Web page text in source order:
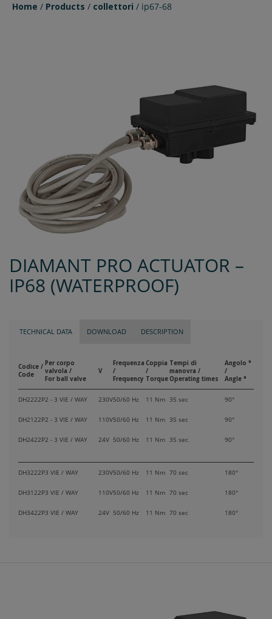
Home / Products / collettori / ip67-68
DIAMANT PRO ACTUATOR –
IP68 (WATERPROOF)
TECHNICAL DATA DOWNLOAD DESCRIPTION
Codice /
Code
Per corpo
valvola /
For ball valve
V
Frequenza
/
Frequency
Coppia
/
Torque
Tempi di
manovra /
Operating times
Angolo °
/
Angle °
DH2222P2 - 3 VIE / WAY 230V50/60 Hz 11 Nm 35 sec 90°
DH2122P2 - 3 VIE / WAY 110V50/60 Hz 11 Nm 35 sec 90°
DH2422P2 - 3 VIE / WAY 24V 50/60 Hz 11 Nm 35 sec 90°
DH3222P3 VIE / WAY 230V50/60 Hz 11 Nm 70 sec 180°
DH3122P3 VIE / WAY 110V50/60 Hz 11 Nm 70 sec 180°
DH3422P3 VIE / WAY 24V 50/60 Hz 11 Nm 70 sec 180°